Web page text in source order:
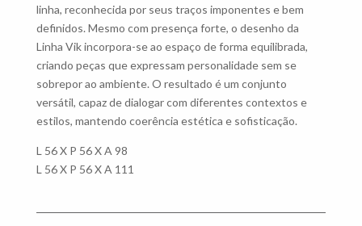
linha, reconhecida por seus traços imponentes e bem
definidos. Mesmo com presença forte, o desenho da
Linha Vik incorpora-se ao espaço de forma equilibrada,
criando peças que expressam personalidade sem se
sobrepor ao ambiente. O resultado é um conjunto
versátil, capaz de dialogar com diferentes contextos e
estilos, mantendo coerência estética e sofisticação.
L 56 X P 56 X A 98
L 56 X P 56 X A 111